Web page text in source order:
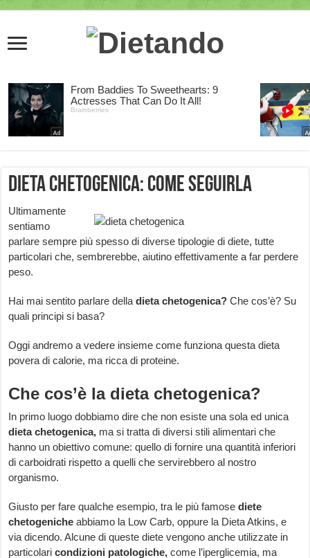
Dieta chetogenica: come seguirla
Ultimamente
sentiamo
parlare sempre più spesso di diverse tipologie di diete, tutte
particolari che, sembrerebbe, aiutino effettivamente a far perdere
peso.
Hai mai sentito parlare delladieta chetogenica? Che cos’è? Su
quali principi si basa?
Oggi andremo a vedere insieme come funziona questa dieta
povera di calorie, ma ricca di proteine.
Che cos’è la dieta chetogenica?
In primo luogo dobbiamo dire che non esiste una sola ed unica
dieta chetogenica, ma si tratta di diversi stili alimentari che
hanno un obiettivo comune: quello di fornire una quantità inferiori
di carboidrati rispetto a quelli che servirebbero al nostro
organismo.
Giusto per fare qualche esempio, tra le più famosediete
chetogeniche abbiamo la Low Carb, oppure la Dieta Atkins, e
via dicendo. Alcune di queste diete vengono anche utilizzate in
particolaricondizioni patologiche, come l’iperglicemia, ma